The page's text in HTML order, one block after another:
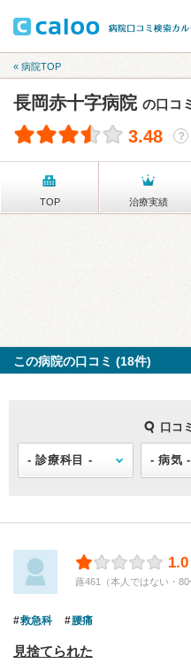
« 病院TOP
長岡赤十字病院 の口コ
3.48 ？
TOP 治療実績
この病院の口コミ (18件)
口コ
1.0
蕗461（本人ではない・80
救急科 腰痛
見捨てられた